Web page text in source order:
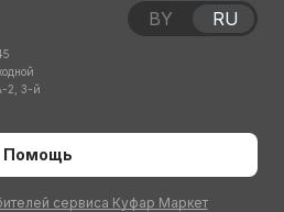
2, 3-й
Помощь
сервиса Куфар Маркет
BY RU